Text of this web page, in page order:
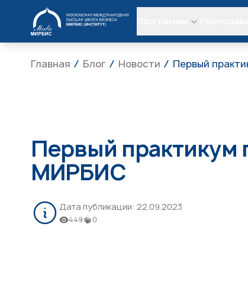
МИРБИС
Главная Блог Новости Первый
Первый практикум
МИРБИС
Дата публикации: 22.09.2023
449 0